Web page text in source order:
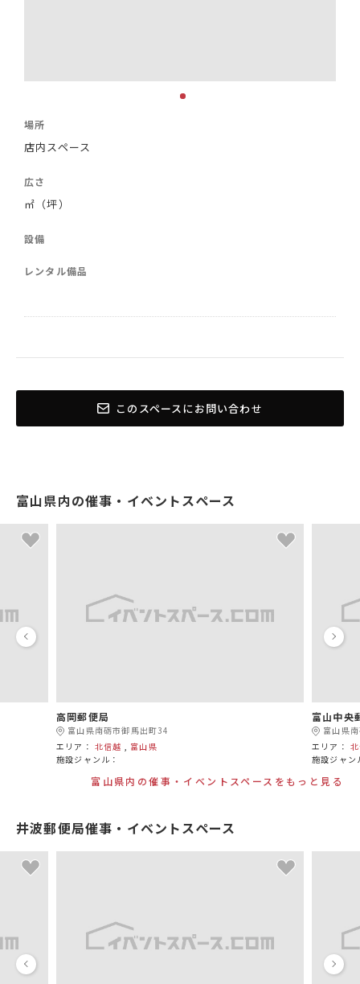
場所
店内スペース
広さ
㎡（坪）
設備
レンタル備品
このスペースにお問い合わせ
富山県内の催事・イベントスペース
高岡郵便局
富山県南砺市御馬出町34
エリア： 北信越 , 富山県
施設ジャンル：
富山中央
富山県
エリア：
施設ジャン
富山県内の催事・イベントスペースをもっと見る
井波郵便局催事・イベントスペース